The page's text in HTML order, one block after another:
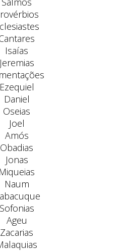
Isaías
Jeremias
Ezequiel
Daniel
Oseias
Joel
Amós
Obadias
Jonas
Miqueias
Naum
Sofonias
Ageu
Zacarias